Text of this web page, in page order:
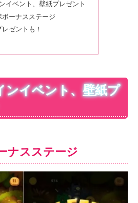
イベント、壁紙プレゼント
ボーナスステージ
ゼントも！
ンイベント、壁紙プ
ナスステージ